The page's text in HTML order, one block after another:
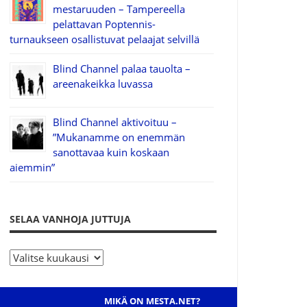
mestaruuden – Tampereella
pelattavan Poptennis-
turnaukseen osallistuvat pelaajat selvillä
Blind Channel palaa tauolta –
areenakeikka luvassa
Blind Channel aktivoituu –
”Mukanamme on enemmän
sanottavaa kuin koskaan
aiemmin”
SELAA VANHOJA JUTTUJA
S
MIKÄ ON MESTA.NET?